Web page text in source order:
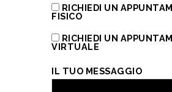
RICHIEDI UN
FISICO
RICHIEDI UN
VIRTUALE
IL TUO MESSAGGIO